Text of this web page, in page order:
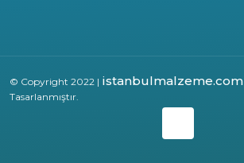
© Copyright 2022 | istanbulmalzeme.com
Tasarlanmıştır.